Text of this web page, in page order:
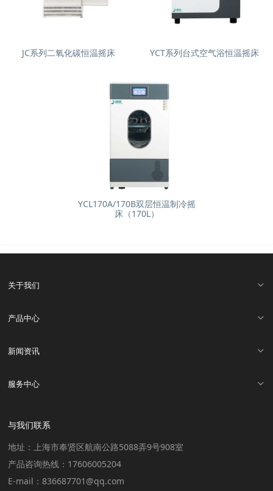
JC系列二氧化碳恒温摇床 YCT系列台式空气浴恒温摇床
YCL170A/170B双层恒温制冷摇
床（170L）
关于我们
产品中心
新闻资讯
服务中心
与我们联系
地址：上海市奉贤区航南公路5088弄9号908室
产品咨询热线：17606005204
E-mail：836687701@qq.com